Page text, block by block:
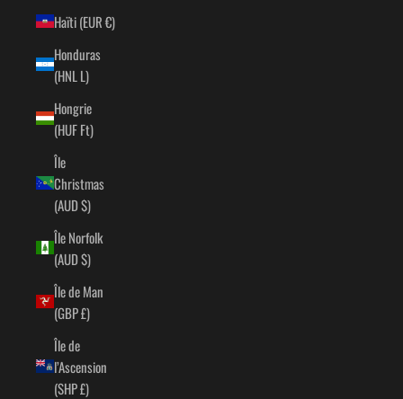
Haïti (EUR €)
Honduras
(HNL L)
Hongrie
(HUF Ft)
Île
Christmas
(AUD $)
Île Norfolk
(AUD $)
Île de Man
(GBP £)
Île de
l’Ascension
(SHP £)